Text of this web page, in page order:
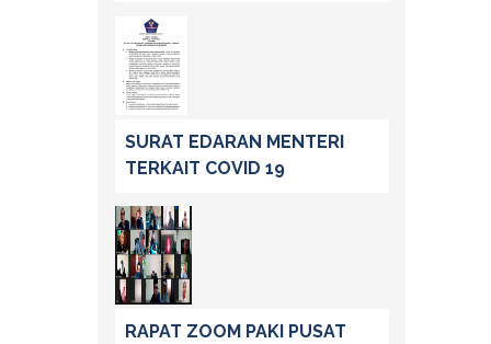
SURAT EDARAN MENTERI
TERKAIT COVID 19
RAPAT ZOOM PAKI PUSAT